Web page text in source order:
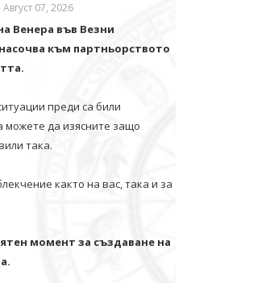
Август 07, 2026
Венера във Везни
към партньорството
преди са били
можете да изясните защо
така.
както на вас, така и за
момент за създаване на